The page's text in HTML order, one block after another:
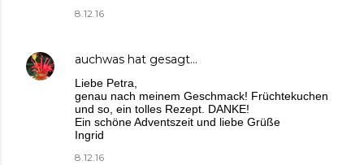
8.12.16
auchwas hat gesagt…
Liebe Petra,
genau nach meinem Geschmack! Früchtekuchen
und so, ein tolles Rezept. DANKE!
Ein schöne Adventszeit und liebe Grüße
Ingrid
8.12.16